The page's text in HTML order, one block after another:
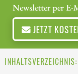
Newsletter per E-
JETZT
INHALTSVERZEICHNIS: